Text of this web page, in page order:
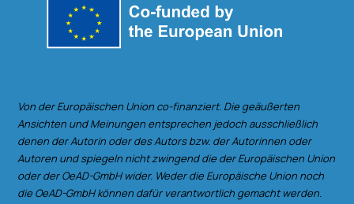
Von der Europäischen Union co-finanziert. Die geäußerten
Ansichten und Meinungen entsprechen jedoch ausschließlich
denen der Autorin oder des Autors bzw. der Autorinnen oder
Autoren und spiegeln nicht zwingend die der Europäischen Union
oder der OeAD-GmbH wider. Weder die Europäische Union noch
die OeAD-GmbH können dafür verantwortlich gemacht werden.